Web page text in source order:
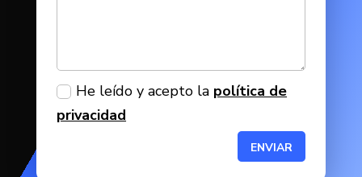
He leído y acepto la política de
privacidad
ENVIAR